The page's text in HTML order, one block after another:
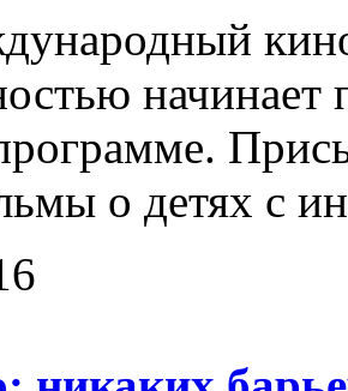
начинает
о детях с